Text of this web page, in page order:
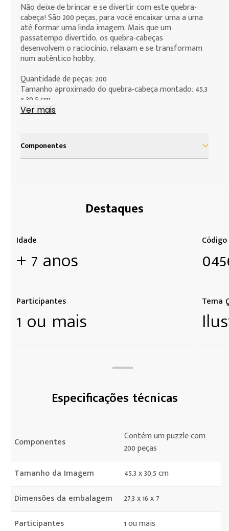
que deseja fazer.
Não deixe de brincar e se divertir com este quebra-
cabeça! São 200 peças, para você encaixar uma a uma
até formar uma linda imagem. Mais que um
passatempo divertido, os quebra-cabeças
desenvolvem o raciocínio, relaxam e se transformam
num autêntico hobby.
Quantidade de peças: 200
Tamanho aproximado do quebra-cabeça montado: 45,3
x 30,5 cm
Ver mais
Componentes
Destaques
Idade
+ 7 anos
Participantes
1 ou mais
Tema
Especificações técnicas
Componentes
Contém um puzzle com
200 peças
Tamanho da Imagem
45,3 x 30,5 cm
Dimensões da embalagem
27,3 x 16 x 7
Participantes
1 ou mais